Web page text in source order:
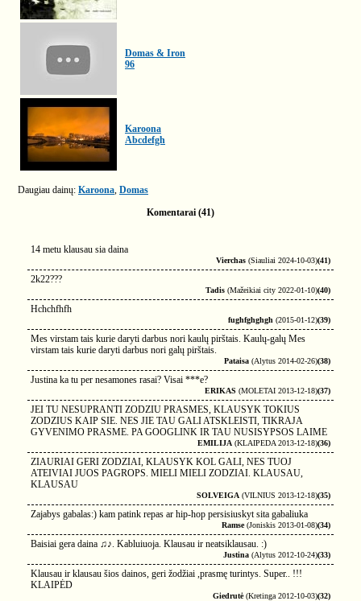
Domas & Iron
96
Karoona
Abcdefgh
Daugiau dainų: Karoona, Domas
Komentarai (41)
14 metu klausau sia daina
Vierchas (Siauliai 2024-10-03)(41)
2k22???
Tadis (Mažeikiai city 2022-01-10)(40)
Hchchfhfh
fughfghghgh (2015-01-12)(39)
Mes virstam tais kurie daryti darbus nori kaulų pirštais. Kaulų-galų Mes
virstam tais kurie daryti darbus nori galų pirštais.
Pataisa (Alytus 2014-02-26)(38)
Justina ka tu per nesamones rasai? Visai ***e?
ERIKAS (MOLETAI 2013-12-18)(37)
JEI TU NESUPRANTI ZODZIU PRASMES, KLAUSYK TOKIUS
ZODZIUS KAIP SIE. NES JIE TAU GALI ATSKLEISTI, TIKRAJA
GYVENIMO PRASME. PA GOOGLINK IR TAU NUSISYPSOS LAIME
EMILIJA (KLAIPEDA 2013-12-18)(36)
ZIAURIAI GERI ZODZIAI, KLAUSYK KOL GALI, NES TUOJ
ATEIVIAI JUOS PAGROPS. MIELI MIELI ZODZIAI. KLAUSAU,
KLAUSAU
SOLVEIGA (VILNIUS 2013-12-18)(35)
Zajabys gabalas:) kam patink repas ar hip-hop persisiuskyt sita gabaliuka
Ramse(Joniskis 2013-01-08)(34)
Baisiai gera daina ♫♪. Kabluiuoja. Klausau ir neatsiklausau. :)
Justina (Alytus 2012-10-24)(33)
Klausau ir klausau šios dainos, geri žodžiai ,prasmę turintys. Super.. !!!
KLAIPĖD
Giedrutė(Kretinga 2012-10-03)(32)